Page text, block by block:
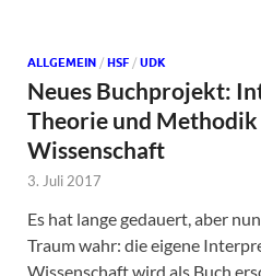
ALLGEMEIN / HSF / UDK
Neues Buchprojekt:
Theorie und Methodik
Wissenschaft
3. Juli 2017
Es hat lange gedauert, aber
Traum wahr: die eigene
Wissenschaft wird als Buch